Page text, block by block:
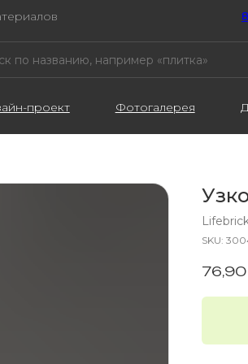
проект Фотогалерея
SKU:
76,90